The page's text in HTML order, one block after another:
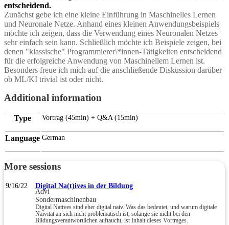
entscheidend.
Zunächst gebe ich eine kleine Einführung in Maschinelles Lernen
und Neuronale Netze. Anhand eines kleinen Anwendungsbeispiels
möchte ich zeigen, dass die Verwendung eines Neuronalen Netzes
sehr einfach sein kann. Schließlich möchte ich Beispiele zeigen, bei
denen "klassische" Programmierer\*innen-Tätigkeiten entscheidend
für die erfolgreiche Anwendung von Maschinellem Lernen ist.
Besonders freue ich mich auf die anschließende Diskussion darüber
ob ML/KI trivial ist oder nicht.
Additional information
Type Vortrag (45min) + Q&A (15min)
Language German
More sessions
9/16/22 Digital Na(t)ives in der Bildung
Advi
Sondermaschinenbau
Digital Natives sind eher digital naiv. Was das bedeutet, und warum digitale
Naivität an sich nicht problematisch ist, solange sie nicht bei den
Bildungsverantwortlichen auftaucht, ist Inhalt dieses Vortrages.